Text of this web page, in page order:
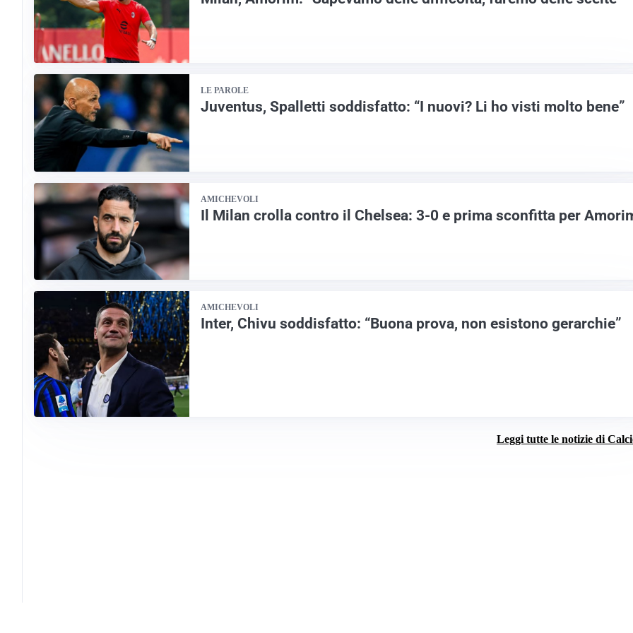
LE PAROLE
Juventus, Spalletti soddisfatto: “I nuovi? Li ho visti molto bene”
AMICHEVOLI
Il Milan crolla contro il Chelsea: 3-0 e prima sconfitta per
AMICHEVOLI
Inter, Chivu soddisfatto: “Buona prova, non esistono gerarchie”
Leggi tutte le notizie di